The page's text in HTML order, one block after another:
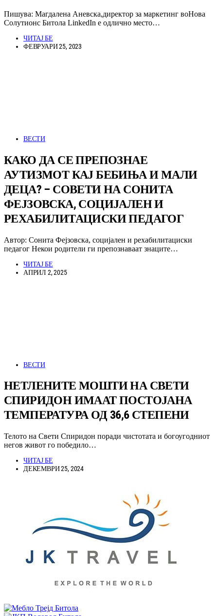
Пишува: Магдалена Аневска,директор за маркетинг воНова
Солутионс Битола LinkedIn е одлично место…
ЧИТАЈ БЕ
ФЕВРУАРИ 25, 2023
ВЕСТИ
КАКО ДА СЕ ПРЕПОЗНАЕ
АУТИЗМОТ КАЈ БЕБИЊА И МАЛИ
ДЕЦА? – СОВЕТИ НА СОНИТА
ФЕЈЗОВСКА, СОЦИЈАЛЕН И
РЕХАБИЛИТАЦИСКИ ПЕДАГОГ
Автор: Сонита Фејзовска, социјален и рехабилитациски
педагог Некои родители ги препознаваат знаците…
ЧИТАЈ БЕ
АПРИЛ 2, 2025
ВЕСТИ
НЕТЛЕНИТЕ МОШТИ НА СВЕТИ
СПИРИДОН ИМААТ ПОСТОЈАНА
ТЕМПЕРАТУРА ОД 36,6 СТЕПЕНИ
Телото на Свети Спиридон поради чистотата и богоугодниот
негов живот го победило…
ЧИТАЈ БЕ
ДЕКЕМВРИ 25, 2024